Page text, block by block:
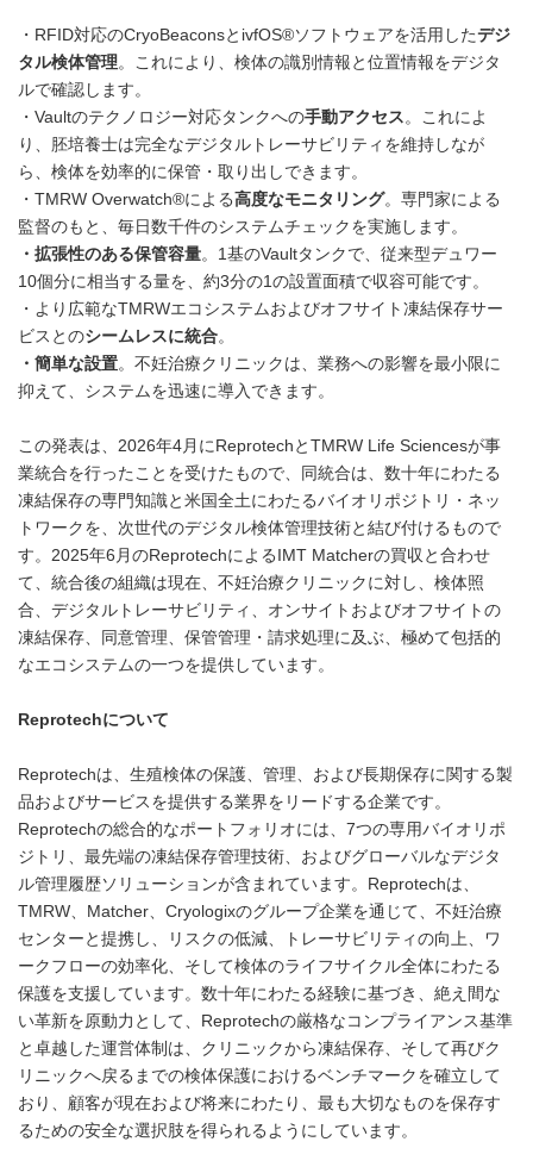
・RFID対応のCryoBeaconsとivfOS®ソフトウェアを活用したデジ
タル検体管理。これにより、検体の識別情報と位置情報をデジタ
ルで確認します。
・Vaultのテクノロジー対応タンクへの手動アクセス。これによ
り、胚培養士は完全なデジタルトレーサビリティを維持しなが
ら、検体を効率的に保管・取り出しできます。
・TMRW Overwatch®による高度なモニタリング。専門家による
監督のもと、毎日数千件のシステムチェックを実施します。
・拡張性のある保管容量。1基のVaultタンクで、従来型デュワー
10個分に相当する量を、約3分の1の設置面積で収容可能です。
・より広範なTMRWエコシステムおよびオフサイト凍結保存サー
ビスとのシームレスに統合。
・簡単な設置。不妊治療クリニックは、業務への影響を最小限に
抑えて、システムを迅速に導入できます。
この発表は、2026年4月にReprotechとTMRW Life Sciencesが事
業統合を行ったことを受けたもので、同統合は、数十年にわたる
凍結保存の専門知識と米国全土にわたるバイオリポジトリ・ネッ
トワークを、次世代のデジタル検体管理技術と結び付けるもので
す。2025年6月のReprotechによるIMT Matcherの買収と合わせ
て、統合後の組織は現在、不妊治療クリニックに対し、検体照
合、デジタルトレーサビリティ、オンサイトおよびオフサイトの
凍結保存、同意管理、保管管理・請求処理に及ぶ、極めて包括的
なエコシステムの一つを提供しています。
Reprotechについて
Reprotechは、生殖検体の保護、管理、および長期保存に関する製
品およびサービスを提供する業界をリードする企業です。
Reprotechの総合的なポートフォリオには、7つの専用バイオリポ
ジトリ、最先端の凍結保存管理技術、およびグローバルなデジタ
ル管理履歴ソリューションが含まれています。Reprotechは、
TMRW、Matcher、Cryologixのグループ企業を通じて、不妊治療
センターと提携し、リスクの低減、トレーサビリティの向上、ワ
ークフローの効率化、そして検体のライフサイクル全体にわたる
保護を支援しています。数十年にわたる経験に基づき、絶え間な
い革新を原動力として、Reprotechの厳格なコンプライアンス基準
と卓越した運営体制は、クリニックから凍結保存、そして再びク
リニックへ戻るまでの検体保護におけるベンチマークを確立して
おり、顧客が現在および将来にわたり、最も大切なものを保存す
るための安全な選択肢を得られるようにしています。